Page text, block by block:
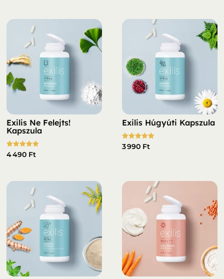
Exilis Ne Felejts!
Kapszula
Értékelés:
5.00
4 490 Ft
Exilis Húgyúti Kapszula
Értékelés:
5.00
3 990 Ft